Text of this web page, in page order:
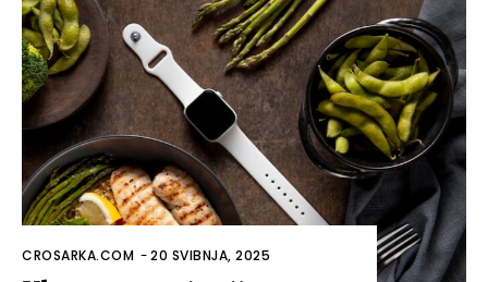
CROSARKA.COM -20 SVIBNJA, 2025